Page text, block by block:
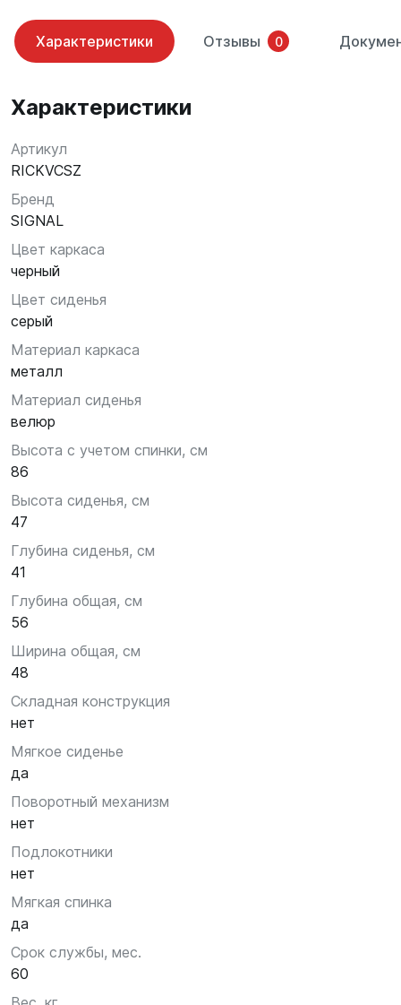
Характеристики Отзывы 0
Характеристики
Артикул
RICKVCSZ
Бренд
SIGNAL
Цвет каркаса
черный
Цвет сиденья
серый
Материал каркаса
металл
Материал сиденья
велюр
Высота с учетом спинки, см
86
Высота сиденья, см
47
Глубина сиденья, см
41
Глубина общая, см
56
Ширина общая, см
48
Складная конструкция
нет
Мягкое сиденье
да
Поворотный механизм
нет
Подлокотники
нет
Мягкая спинка
да
Срок службы, мес.
60